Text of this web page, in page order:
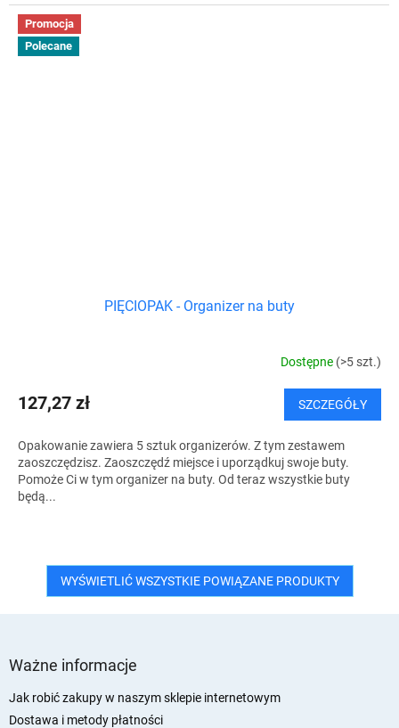
Promocja
Polecane
PIĘCIOPAK - Organizer na buty
Dostępne (>5 szt.)
127,27 zł SZCZEGÓŁY
Opakowanie zawiera 5 sztuk organizerów. Z tym zestawem
zaoszczędzisz. Zaoszczędź miejsce i uporządkuj swoje buty.
Pomoże Ci w tym organizer na buty. Od teraz wszystkie buty
będą...
WYŚWIETLIĆ WSZYSTKIE POWIĄZANE PRODUKTY
Ważne informacje
Jak robić zakupy w naszym sklepie internetowym
Dostawa i metody płatności